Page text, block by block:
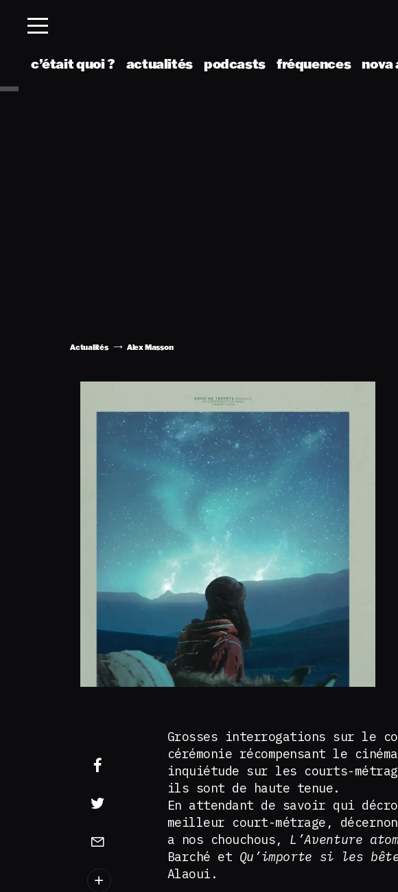
c’était quoi ? actualités podcasts fréquences nova
Actualités Alex Masson
Grosses interrogations sur le
cérémonie récompensant le
inquiétude sur les courts-
ils sont de haute tenue.
En attendant de savoir qui
meilleur court-métrage,
a nos chouchous, L’Aventure
Barché et Qu’importe si les
Alaoui.